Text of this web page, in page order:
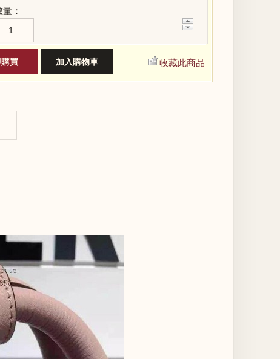
：
+
−
收藏此商品